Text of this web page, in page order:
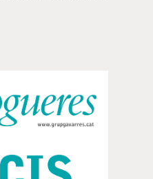
traslladar, però de
de masovers o fins i
decidit seguir el
seves seccions
la conversa, els
l’indret i les rutes
clicant a la portada